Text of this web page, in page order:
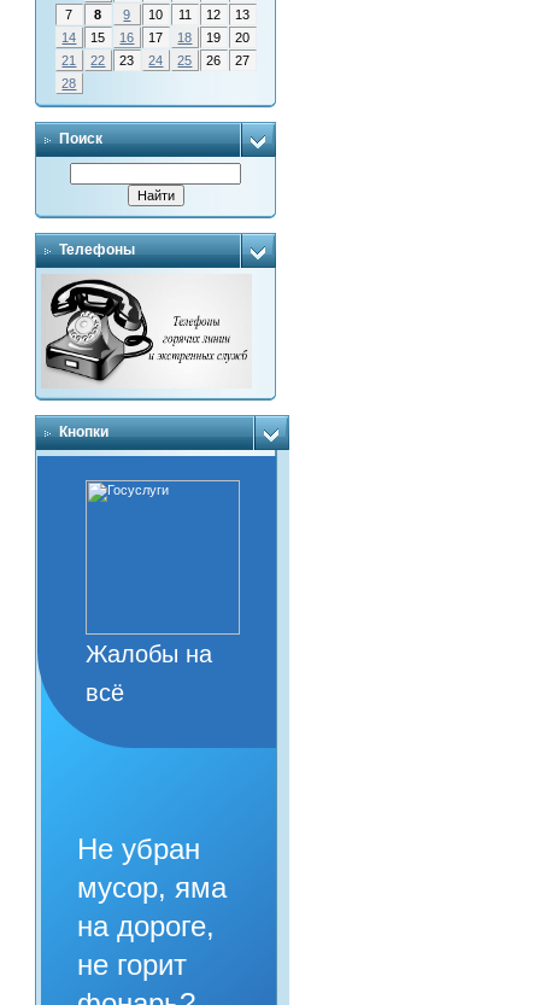
7
8 9 10 11 12
13
14
15 16 17 18 19
20
21
22 23 24 25 26
27
28
Поиск
Телефоны
Кнопки
Жалобы на
всё
Не убран
мусор, яма
на дороге,
не горит